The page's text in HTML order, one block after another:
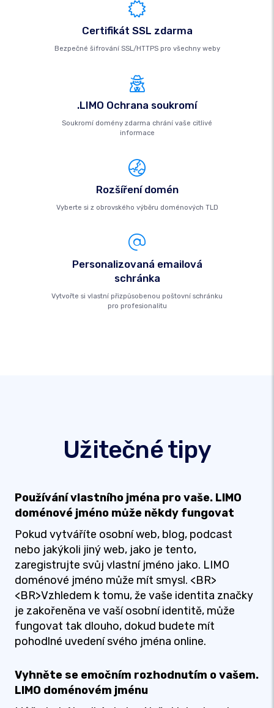
Certifikát SSL zdarma
Bezpečné šifrování SSL/HTTPS pro všechny weby
.LIMO Ochrana soukromí
Soukromí domény zdarma chrání vaše citlivé
informace
Rozšíření domén
Vyberte si z obrovského výběru doménových TLD
Personalizovaná emailová
schránka
Vytvořte si vlastní přizpůsobenou poštovní schránku
pro profesionalitu
Užitečné tipy
Používání vlastního jména pro vaše. LIMO
doménové jméno může někdy fungovat
Pokud vytváříte osobní web, blog, podcast
nebo jakýkoli jiný web, jako je tento,
zaregistrujte svůj vlastní jméno jako. LIMO
doménové jméno může mít smysl. <BR>
<BR>Vzhledem k tomu, že vaše identita značky
je zakořeněna ve vaší osobní identitě, může
fungovat tak dlouho, dokud budete mít
pohodlné uvedení svého jména online.
Vyhněte se emočním rozhodnutím o vašem.
LIMO doménovém jménu